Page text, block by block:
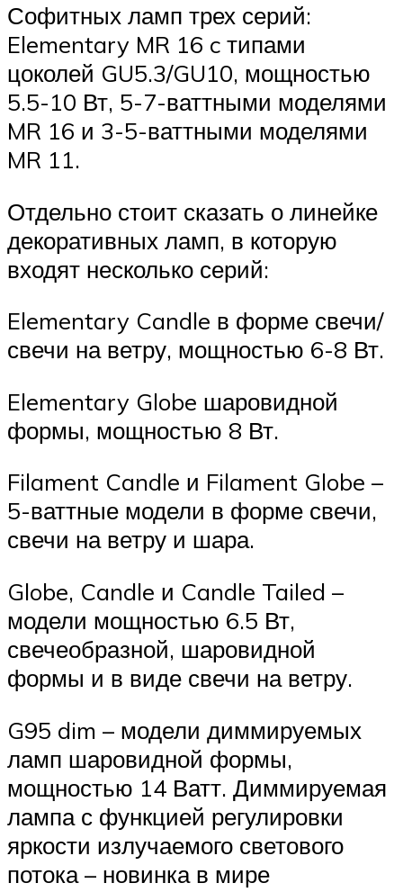
Софитных ламп трех серий:
Elementary MR 16 c типами
цоколей GU5.3/GU10, мощностью
5.5-10 Вт, 5-7-ваттными моделями
MR 16 и 3-5-ваттными моделями
MR 11.
Отдельно стоит сказать о линейке
декоративных ламп, в которую
входят несколько серий:
Elementary Candle в форме свечи/
свечи на ветру, мощностью 6-8 Вт.
Elementary Globe шаровидной
формы, мощностью 8 Вт.
Filament Candle и Filament Globe –
5-ваттные модели в форме свечи,
свечи на ветру и шара.
Globe, Candle и Candle Tailed –
модели мощностью 6.5 Вт,
свечеобразной, шаровидной
формы и в виде свечи на ветру.
G95 dim – модели диммируемых
ламп шаровидной формы,
мощностью 14 Ватт. Диммируемая
лампа с функцией регулировки
яркости излучаемого светового
потока – новинка в мире